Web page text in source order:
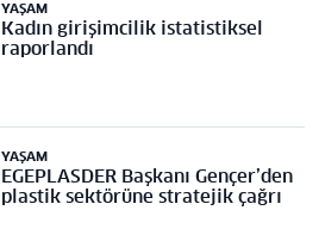
YAŞAM
Kadın girişimcilik istatistiksel
raporlandı
YAŞAM
EGEPLASDER Başkanı Gençer’den
plastik sektörüne stratejik çağrı